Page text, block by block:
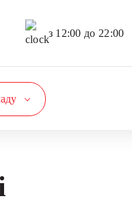
з 12:00 до 22:00